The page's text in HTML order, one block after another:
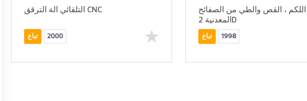
التلقائي آلة الترقق CNC
تباع 2000
، القص والطي من الصفائح
المعدنية 2D
تباع 1998